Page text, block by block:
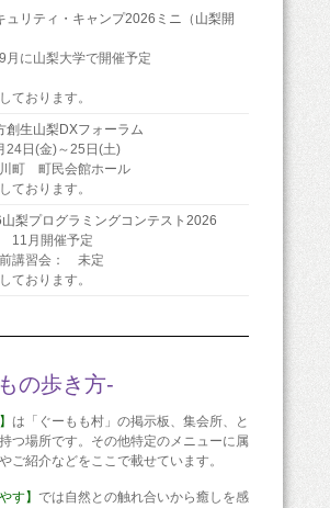
ュリティ・キャンプ2026ミニ（山梨開
に山梨大学で開催予定
ております。
創生山梨DXフォーラム
日(金)～25日(土)
町 町民会館ホール
ております。
梨プログラミングコンテスト2026
11月開催予定
講習会： 未定
ております。
の歩き方-
は「ぐーもも村」の掲示板、集会所、と
つ場所です。その他特定のメニューに属
ご紹介などをここで載せています。
す】 では自然との触れ合いから癒しを感